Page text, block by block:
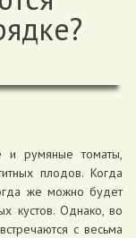
и румяные томаты,
плодов. Когда
же можно будет
кустов. Однако, во
с весьма